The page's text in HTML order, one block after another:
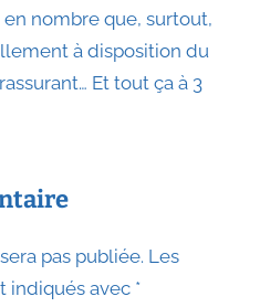
nombre que, surtout,
à disposition du
Et tout ça à 3
pas publiée. Les
indiqués avec *